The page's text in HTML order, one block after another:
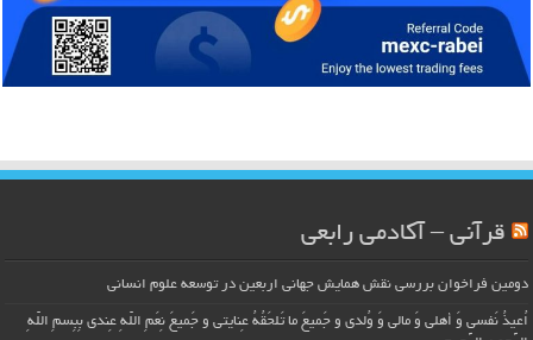
قرآنی – آکادمی رابعی
دومین فراخوان بررسی نقش همایش جهانی اربعین در توسعه علوم انسانی
اُعیذُ نَفسی وَ أهلی وَ مالی وَ وُلدی و جَمیعَ ما تَلحَقُهُ عِنایتی و جَمیعَ نِعَمِ اللّهِ عِندی بِبِسمِ اللّهِ